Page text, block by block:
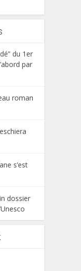
du 1er
par
roman
s’est
dossier